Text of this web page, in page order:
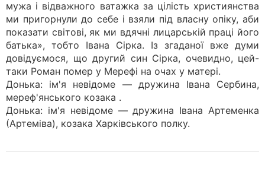
мужа і відважного ватажка за цілість християнства
ми пригорнули до себе і взяли під власну опіку, аби
показати світові, як ми вдячні лицарській праці його
батька», тобто Івана Сірка. Із згаданої вже думи
довідуємося, що другий син Сірка, очевидно, цей-
таки Роман помер у Мерефі на очах у матері.
Донька: ім'я невідоме — дружина Івана Сербина,
мереф'янського козака .
Донька: ім'я невідоме — дружина Івана Артеменка
(Артеміва), козака Харківського полку.